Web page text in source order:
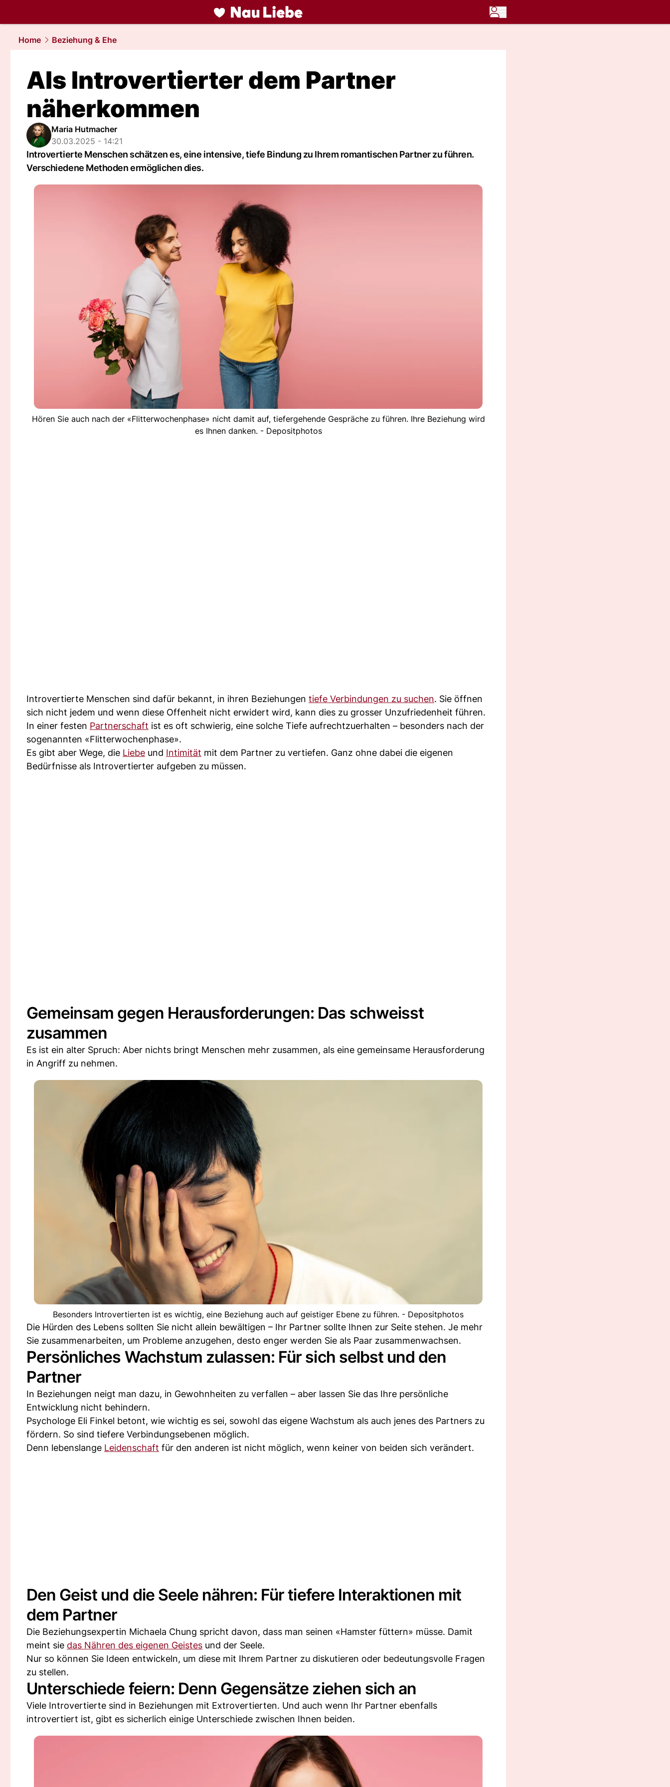
liebe.NAU.ch
Home
Beziehung & Ehe
Als Introvertierter dem Partner
näherkommen
Maria Hutmacher
30.03.2025 - 14:21
Introvertierte Menschen schätzen es, eine intensive, tiefe Bindung zu Ihrem romantischen Partner zu führen.
Verschiedene Methoden ermöglichen dies.
Hören Sie auch nach der «Flitterwochenphase» nicht damit auf, tiefergehende Gespräche zu führen. Ihre Beziehung wird
es Ihnen danken. - Depositphotos
Introvertierte Menschen sind dafür bekannt, in ihren Beziehungen tiefe Verbindungen zu suchen. Sie öffnen
sich nicht jedem und wenn diese Offenheit nicht erwidert wird, kann dies zu grosser Unzufriedenheit führen.
In einer festen Partnerschaft ist es oft schwierig, eine solche Tiefe aufrechtzuerhalten – besonders nach der
sogenannten «Flitterwochenphase».
Es gibt aber Wege, die Liebe und Intimität mit dem Partner zu vertiefen. Ganz ohne dabei die eigenen
Bedürfnisse als Introvertierter aufgeben zu müssen.
Gemeinsam gegen Herausforderungen: Das schweisst
zusammen
Es ist ein alter Spruch: Aber nichts bringt Menschen mehr zusammen, als eine gemeinsame Herausforderung
in Angriff zu nehmen.
Besonders Introvertierten ist es wichtig, eine Beziehung auch auf geistiger Ebene zu führen. - Depositphotos
Die Hürden des Lebens sollten Sie nicht allein bewältigen – Ihr Partner sollte Ihnen zur Seite stehen. Je mehr
Sie zusammenarbeiten, um Probleme anzugehen, desto enger werden Sie als Paar zusammenwachsen.
Persönliches Wachstum zulassen: Für sich selbst und den
Partner
In Beziehungen neigt man dazu, in Gewohnheiten zu verfallen – aber lassen Sie das Ihre persönliche
Entwicklung nicht behindern.
Psychologe Eli Finkel betont, wie wichtig es sei, sowohl das eigene Wachstum als auch jenes des Partners zu
fördern. So sind tiefere Verbindungsebenen möglich.
Denn lebenslange Leidenschaft für den anderen ist nicht möglich, wenn keiner von beiden sich verändert.
Den Geist und die Seele nähren: Für tiefere Interaktionen mit
dem Partner
Die Beziehungsexpertin Michaela Chung spricht davon, dass man seinen «Hamster füttern» müsse. Damit
meint sie das Nähren des eigenen Geistes und der Seele.
Nur so können Sie Ideen entwickeln, um diese mit Ihrem Partner zu diskutieren oder bedeutungsvolle Fragen
zu stellen.
Unterschiede feiern: Denn Gegensätze ziehen sich an
Viele Introvertierte sind in Beziehungen mit Extrovertierten. Und auch wenn Ihr Partner ebenfalls
introvertiert ist, gibt es sicherlich einige Unterschiede zwischen Ihnen beiden.